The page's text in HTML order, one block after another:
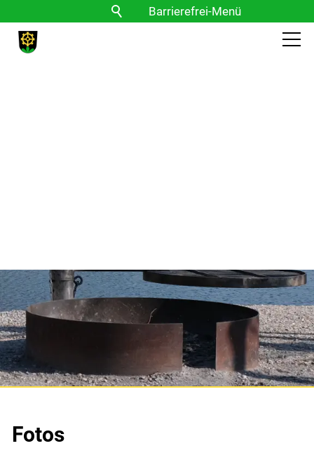
Barrierefrei-Menü
Powered by Weblication® CMS
Themen
Gemeinde & Wirtschaft
Gemeinde
Fotos